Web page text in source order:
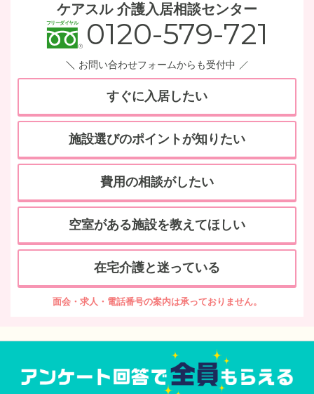
ケアスル 介護入居相談センター
0120-579-721
お問い合わせフォームからも受付中
すぐに入居したい
施設選びのポイントが知りたい
費用の相談がしたい
空室がある施設を教えてほしい
在宅介護と迷っている
面会・求人・電話番号の案内は承っておりません。